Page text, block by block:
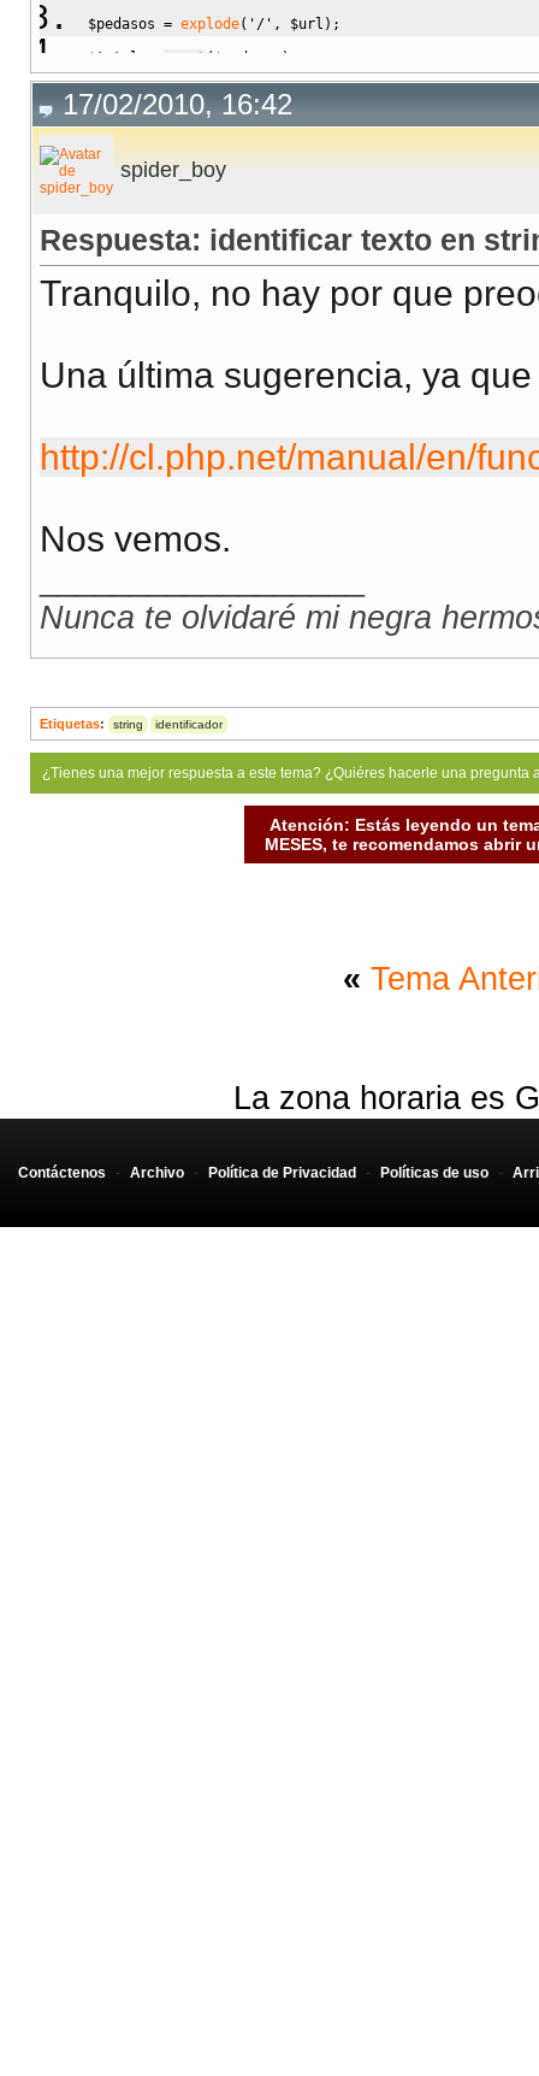
$pedasos = explode( '/' , $url ) ;
$total
count ( $pedasos )
$archivo = $pedasos[ $total
17/02/2010, 16:42
spider_boy
Respuesta: identificar texto en
Tranquilo, no hay por que
Una última sugerencia, ya
http://cl.php.net/manual/en/
Nos vemos.
Nunca te olvidaré mi negra
Etiquetas: string identificador
¿Tienes una mejor respuesta a este tema? ¿Quiéres hacerle una
Atención: Estás leyendo un
MESES, te recomendamos abrir
« Tema
La zona horaria es
Contáctenos - Archivo - Política de Privacidad - Políticas de uso -